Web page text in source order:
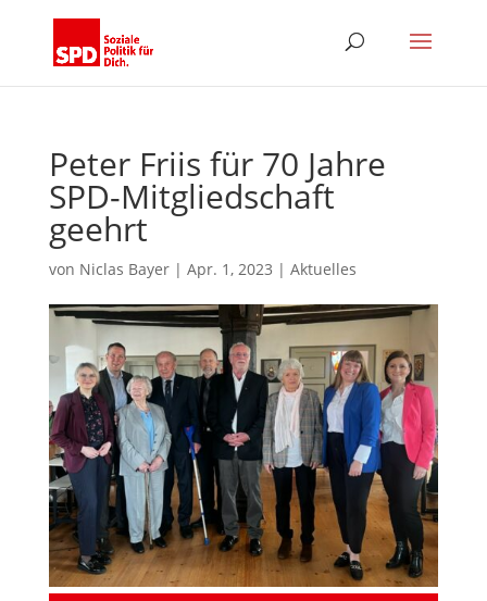
Peter Friis für 70 Jahre
SPD-Mitgliedschaft
geehrt
von Niclas Bayer| Apr. 1, 2023 | Aktuelles